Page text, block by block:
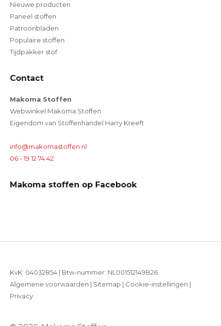
Nieuwe producten
Paneel stoffen
Patroonbladen
Populaire stoffen
Tijdpakker stof
Contact
Makoma Stoffen
Webwinkel Makoma Stoffen
Eigendom van Stoffenhandel Harry Kreeft
info@makomastoffen.nl
06 - 19 12 74 42
Makoma stoffen op Facebook
KvK: 04032854 | Btw-nummer: NL001512149B26
Algemene voorwaarden | Sitemap | Cookie-instellingen |
Privacy